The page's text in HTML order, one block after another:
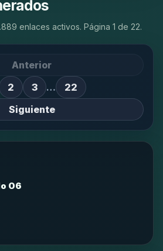
enlaces activos. Página 1 de 22.
Anterior
2 3 …
22
Siguiente
06